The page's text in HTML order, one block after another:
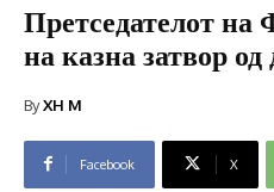
Претседателот на
на казна затвор
ByXH M
Facebook X